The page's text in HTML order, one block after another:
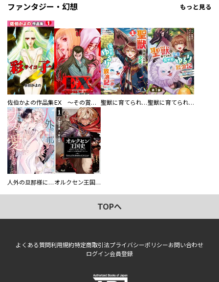
ファンタジー・幻想 もっと見る
佐伯かよの作品集 EX ～その賞金稼ぎは、世界の出口を探す～【単行本版】 聖獣に育てられた少年の異世界ゆるり放浪記～神様からもらったチート魔法で、仲間たちとスローライフを満喫中～ 聖獣に育てられた少年の異世界ゆるり放浪記～神様からもらったチート魔法で、仲間たちとスローライフを満喫中～【分冊版】
人外の旦那様に娶られ毎晩ナカまで愛される…。アンソロジー オルクセン王国史
TOPへ
よくある質問利用規約特定商取引法プライバシーポリシーお問い合わせ
ログイン会員登録